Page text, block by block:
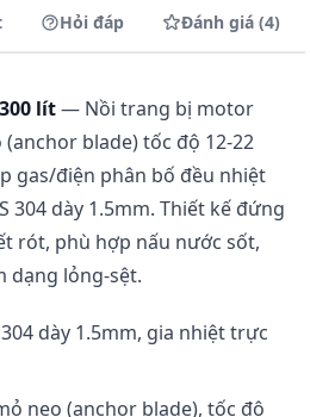
Hỏi đáp Đánh giá (4)
lít— Nồi trang bị motor
blade) tốc độ 12-22
gas/điện phân bố đều nhiệt
304 dày 1.5mm. Thiết kế đứng
rót, phù hợp nấu nước sốt,
dạng lỏng-sệt.
dày 1.5mm, gia nhiệt trực
neo (anchor blade), tốc độ